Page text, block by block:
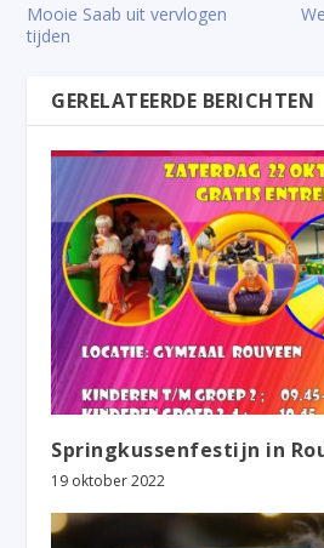
Mooie Saab uit vervlogen
tijden
GERELATEERDE BERICHTEN
Springkussenfestijn in
19 oktober 2022